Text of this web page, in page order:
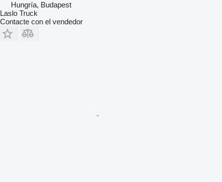
Hungría, Budapest
Laslo Truck
Contacte con el vendedor